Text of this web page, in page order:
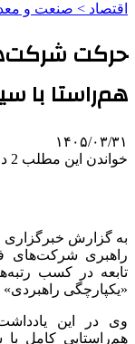
اقتصاد > صنعت و
حرکت
هم‌راستا با
۱۴۰۵/۰۳/۳۱
خواندن این مطلب 2 دقیقه زمان میبرد
به گزارش
راهبری شرکت‌های
تابعه در کسب
«یکپارچگی
وی در این
هم‌راستایی کامل